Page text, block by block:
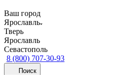
Ваш город
Ярославль
Тверь
Ярославль
Севастополь
8 (800) 707-30-93
Поиск